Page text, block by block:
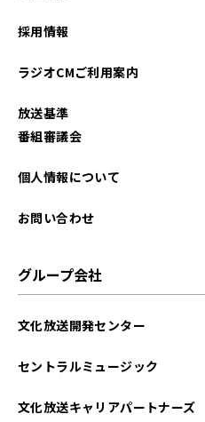
2025年07月
2025年04月
採用情報
ラジオCMご利用案内
放送基準
番組審議会
個人情報について
お問い合わせ
グループ会社
文化放送開発センター
セントラルミュージック
文化放送キャリアパートナーズ